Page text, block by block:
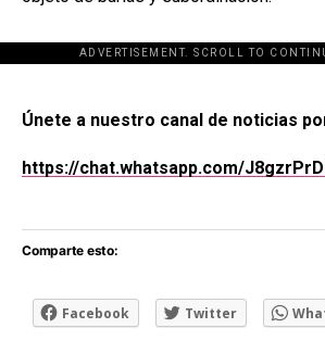
ADVERTISEMENT. SCROLL TO
[adsforwp
Únete a nuestro canal de noticias
https://chat.whatsapp.com/
Comparte esto:
Facebook Twitter